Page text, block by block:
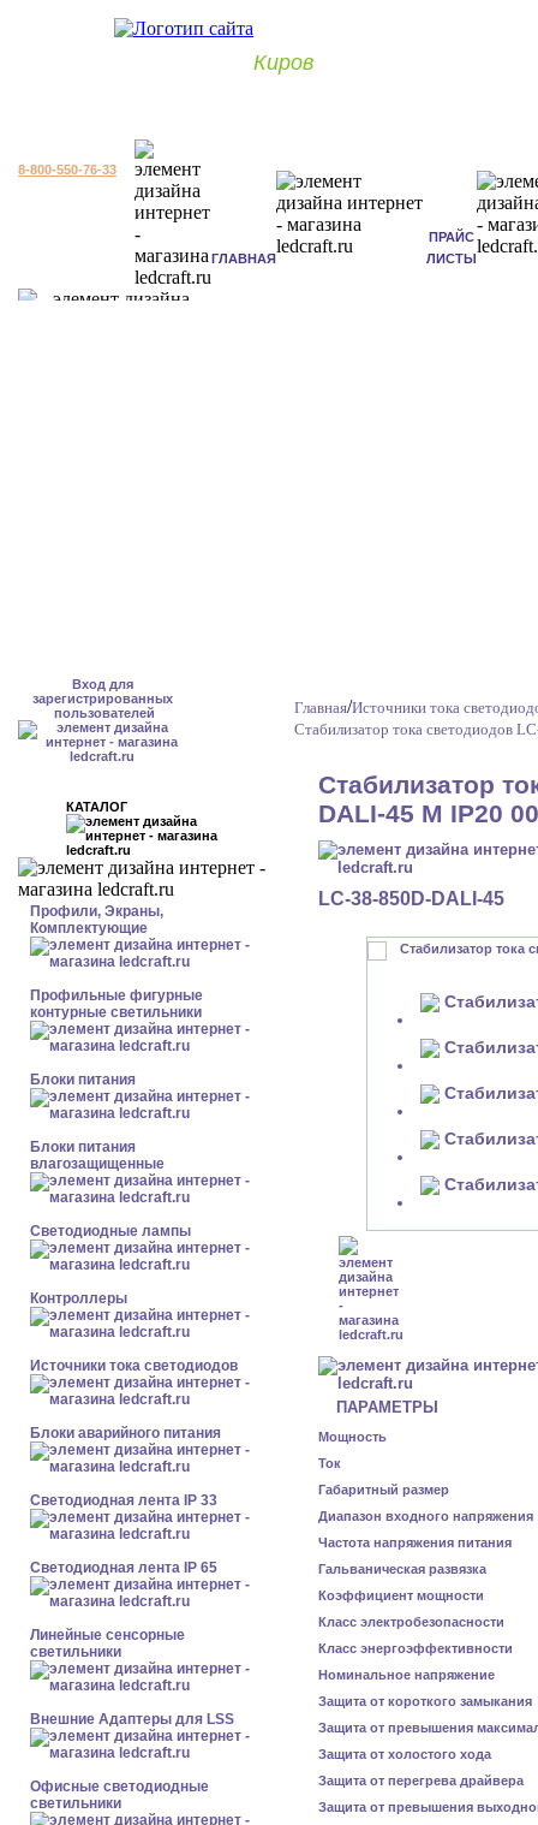
Киров
8-800-550-76-33
ГЛАВНАЯ
ПРАЙС
ЛИСТЫ
Вход для
зарегистрированных
пользователей
КАТАЛОГ
Профили, Экраны,
Комплектующие
Профильные фигурные
контурные светильники
Блоки питания
Блоки питания
влагозащищенные
Светодиодные лампы
Контроллеры
Источники тока светодиодов
Блоки аварийного питания
Светодиодная лента IP 33
Светодиодная лента IP 65
Линейные сенсорные
светильники
Внешние Адаптеры для LSS
Офисные светодиодные
светильники
Главная/Источники тока
Стабилизатор тока светодиодов
Стабилизатор
DALI-45 М IP20
LC-38-850D-DALI-45
ПАРАМЕТРЫ
Мощность
Ток
Габаритный размер
Диапазон входного напряжения
Частота напряжения питания
Гальваническая развязка
Коэффициент мощности
Класс электробезопасности
Класс энергоэффективности
Номинальное напряжение
Защита от короткого замыкания
Защита от превышения
Защита от холостого хода
Защита от перегрева драйвера
Защита от превышения